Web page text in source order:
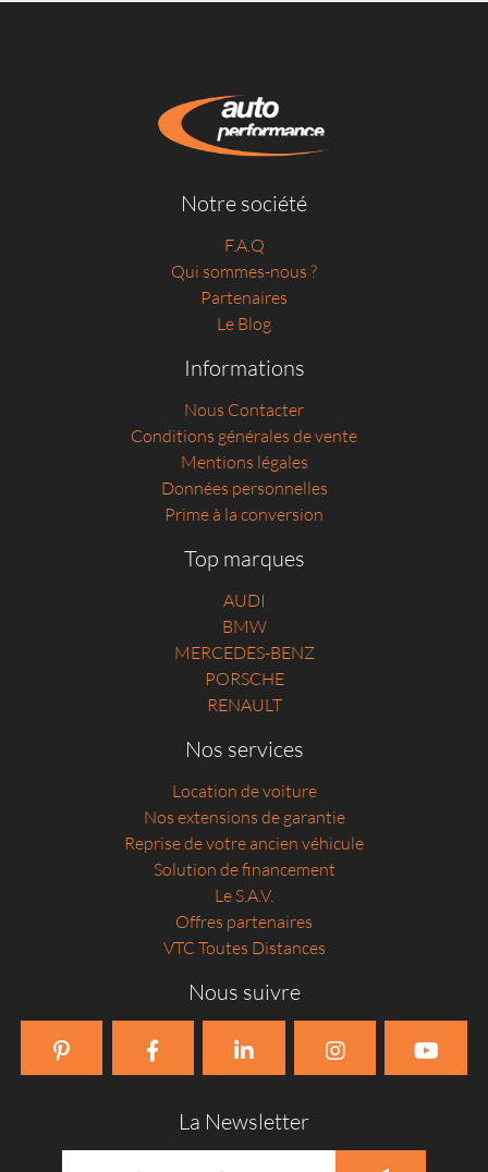
Notre société
F.A.Q
Qui sommes-nous ?
Partenaires
Le Blog
Informations
Nous Contacter
Conditions générales de vente
Mentions légales
Données personnelles
Prime à la conversion
Top marques
AUDI
BMW
MERCEDES-BENZ
PORSCHE
RENAULT
Nos services
Location de voiture
Nos extensions de garantie
Reprise de votre ancien véhicule
Solution de financement
Le S.A.V.
Offres partenaires
VTC Toutes Distances
Nous suivre
La Newsletter